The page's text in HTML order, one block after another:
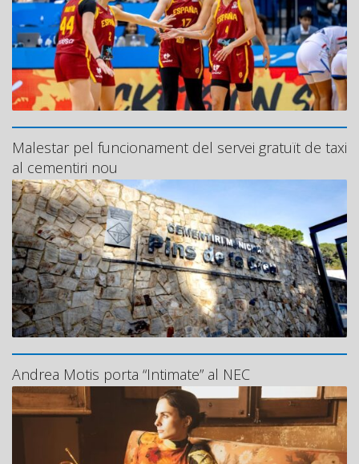
Malestar pel funcionament del servei gratuït de taxi
al cementiri nou
Andrea Motis porta “Intimate” al NEC